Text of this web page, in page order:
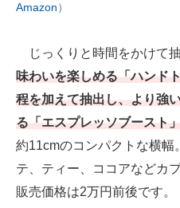
Amazon）
じっくりと時間をかけて抽
味わいを楽しめる「ハンド
程を加えて抽出し、より強
る「エスプレッソブースト
約11cmのコンパクトな横幅
テ、ティー、ココアなどカ
販売価格は2万円前後です。